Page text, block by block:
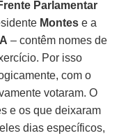
Parlamentar
Montes e a
– contêm nomes de
Por isso
com o
votaram. O
e os que deixaram
dias específicos,